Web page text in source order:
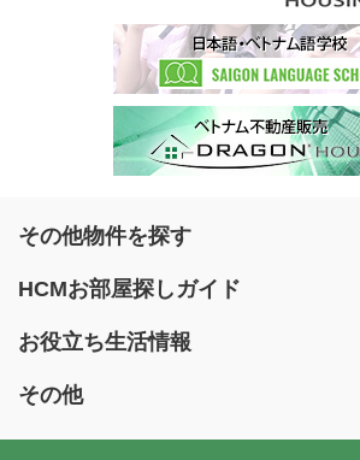
その他物件を探す
HCMお部屋探しガイド
お役立ち生活情報
その他